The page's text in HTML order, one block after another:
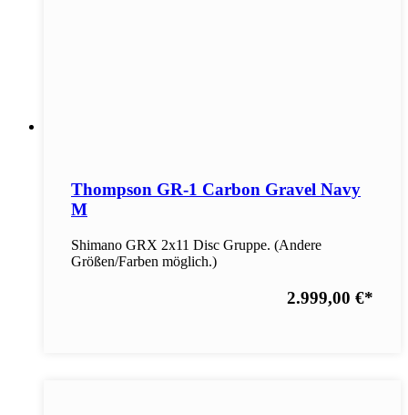
Thompson GR-1 Carbon Gravel Navy
M
Shimano GRX 2x11 Disc Gruppe. (Andere
Größen/Farben möglich.)
2.999,00 €*